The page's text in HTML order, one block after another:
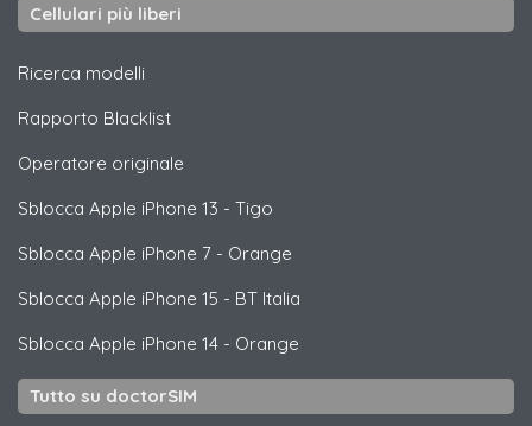
Cellulari più liberi
Ricerca modelli
Rapporto Blacklist
Operatore originale
Sblocca Apple iPhone 13 - Tigo
Sblocca Apple iPhone 7 - Orange
Sblocca Apple iPhone 15 - BT Italia
Sblocca Apple iPhone 14 - Orange
Tutto su doctorSIM